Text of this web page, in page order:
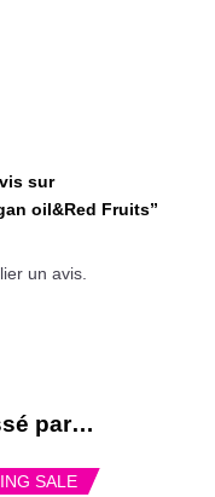
sur
oil&Red Fruits”
un avis.
par…
SALE